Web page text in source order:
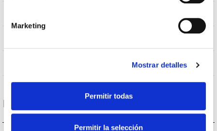
Marketing
Mostrar detalles
Permitir todas
Permitir la selección
AL
Performance